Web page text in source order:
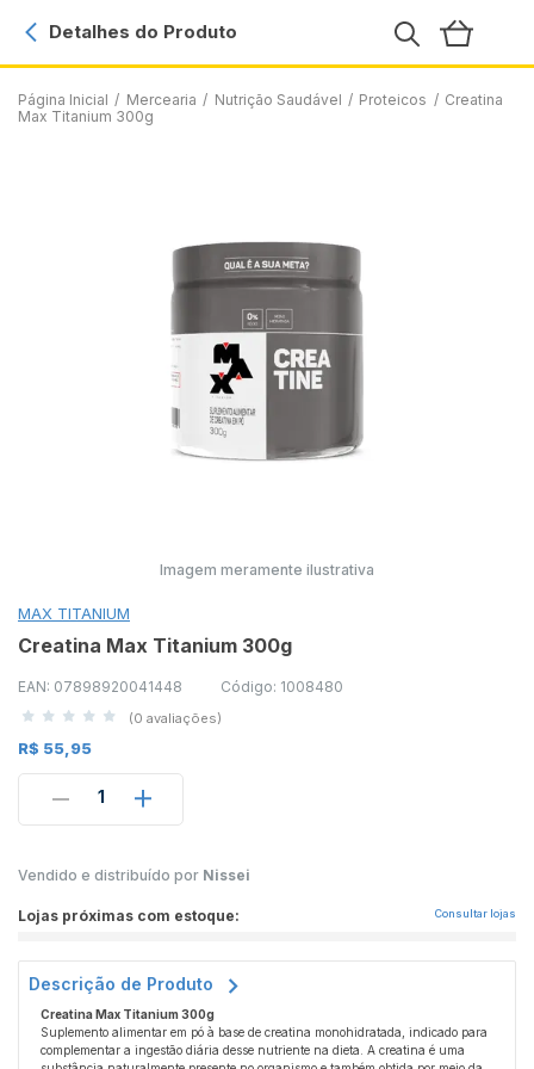
Página Inicial / Mercearia / Nutrição Saudável / Proteicos / Creatina
Max Titanium 300g
Detalhes do Produto
Imagem meramente ilustrativa
MAX TITANIUM
Creatina Max Titanium 300g
EAN: 07898920041448 Código: 1008480
(0 avaliações)
R$ 55,95
1
Vendido e distribuído por Nissei
Lojas próximas com estoque: Consultar lojas
Descrição de Produto
Creatina Max Titanium 300g
Suplemento alimentar em pó à base de creatina monohidratada, indicado para
complementar a ingestão diária desse nutriente na dieta. A creatina é uma